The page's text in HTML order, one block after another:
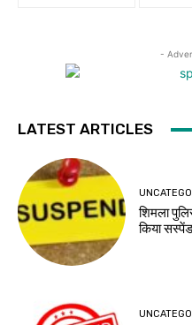
-
LATEST ARTICLES
शिमला
किया